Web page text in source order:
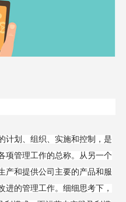
计划、组织、实施和控制，是
项管理工作的总称。从另一个
产和提供公司主要的产品和服
进的管理工作。细细思考下，